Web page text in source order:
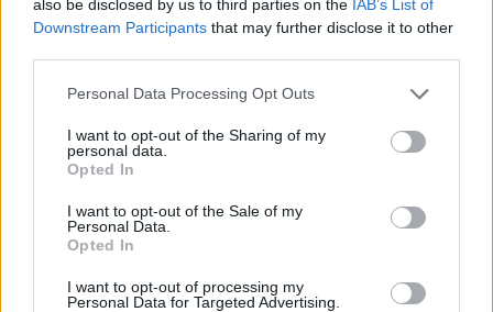
also be disclosed by us to third parties on the IAB’s List of
Downstream Participants that may further disclose it to other
Please note that this website/app uses one or more Google
not limited to your visit or usage behaviour. You may click to
grant or deny consent to Google and its third-party tags to
use your data for below specified purposes in below Google
consent section.
Personal Data Processing Opt Outs
I want to opt-out of the Sharing of my
personal data.
Opted In
I want to opt-out of the Sale of my
Personal Data.
Opted In
I want to opt-out of processing my
Personal Data for Targeted Advertising.
AUTORE
Andrea Conforti
Andrea Conforti, 46enne torinese dal look
trasforma dati e clip in racconti social. Ricorda
quando annotò la rimonta al box stampa dello
Stadio Olimpico Grande Torino: da
quell'appunto nacque la sua linea editoriale,
che propugna spiegazioni visive per il tifoso
critico. Dettaglio unico: una stagione